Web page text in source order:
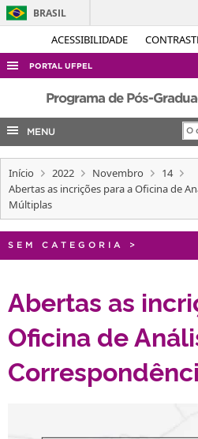
ACESSIBILIDADE
BRASIL
PORTAL UFPEL
ACESSO À INFORMAÇÃO
AUDITORIA
COBALTO
CONCURSOS
EDITAIS
TELEFONES
Programa de Pós-
MENU
Início 2022 Novembro
14
Abertas as incrições para a Oficina de
Múltiplas
SEM CATEGORIA >
Abertas as
Oficina de